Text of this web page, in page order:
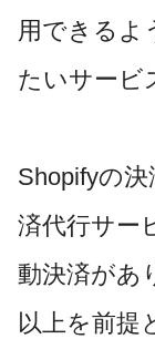
用できるよ
たいサービ
Shopifyの
済代行サー
動決済があ
以上を前提